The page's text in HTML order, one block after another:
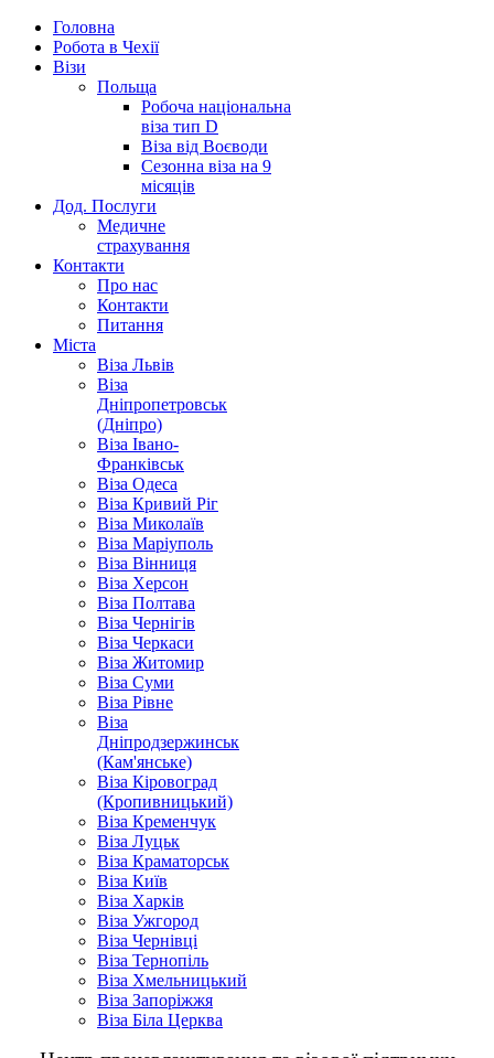
Головна
Робота в Чехії
Візи
Польща
Робоча національна
віза тип D
Віза від Воєводи
Сезонна віза на 9
місяців
Дод. Послуги
Медичне
страхування
Контакти
Про нас
Контакти
Питання
Міста
Віза Львів
Віза
Дніпропетровськ
(Дніпро)
Віза Івано-
Франківськ
Віза Одеса
Віза Кривий Ріг
Віза Миколаїв
Віза Маріуполь
Віза Вінниця
Віза Херсон
Віза Полтава
Віза Чернігів
Віза Черкаси
Віза Житомир
Віза Суми
Віза Рівне
Віза
Дніпродзержинськ
(Кам'янське)
Віза Кіровоград
(Кропивницький)
Віза Кременчук
Віза Луцьк
Віза Краматорськ
Віза Київ
Віза Харків
Віза Ужгород
Віза Чернівці
Віза Тернопіль
Віза Хмельницький
Віза Запоріжжя
Віза Біла Церква